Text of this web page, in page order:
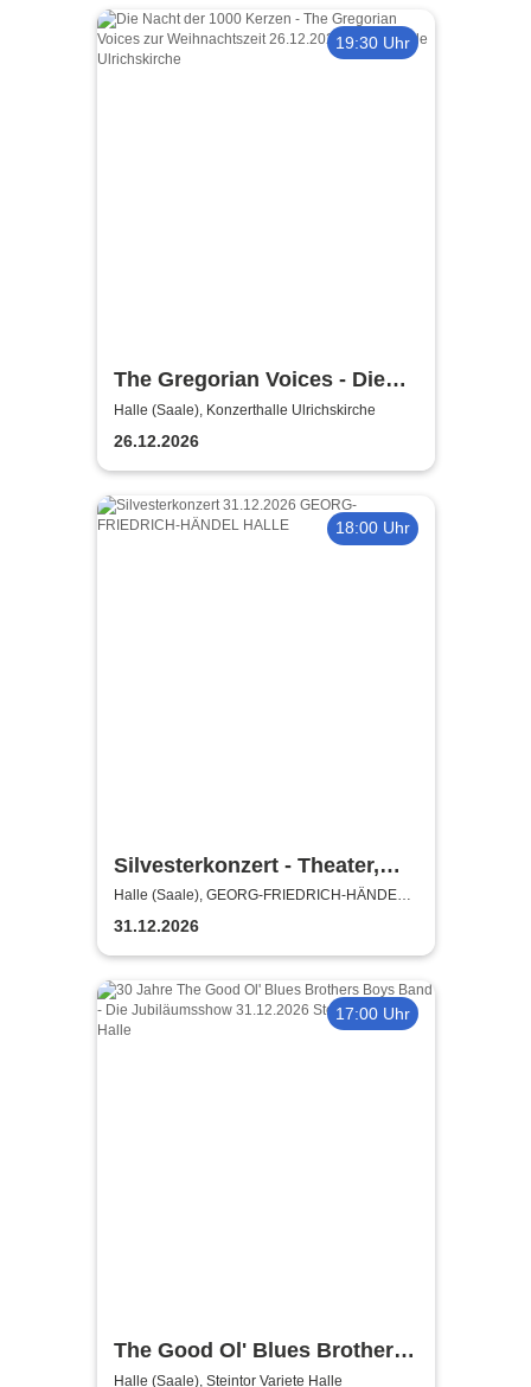
19:30 Uhr
The Gregorian Voices - Die
Nacht der 1000 Kerzen -
Gregorianik meets Pop
Halle (Saale), Konzerthalle Ulrichskirche
26.12.2026
18:00 Uhr
Silvesterkonzert - Theater,
Oper und Orchester Halle
Halle (Saale), GEORG-FRIEDRICH-HÄNDEL
HALLE
31.12.2026
17:00 Uhr
The Good Ol' Blues Brothers
Boys Band
Halle (Saale), Steintor Variete Halle